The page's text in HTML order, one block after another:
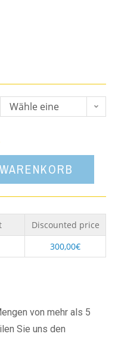
Wähle eine
Discounted price
300,00€
von mehr als 5
Sie uns den